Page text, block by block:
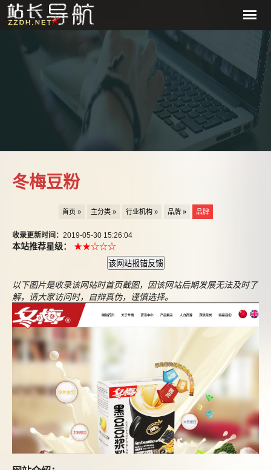
冬梅豆粉
首页 » 主分类 » 行业机构 » 品牌 » 品牌
收录更新时间： 2019-05-30 15:26:04
本站推荐星级： ★★☆☆☆
以下图片是收录该网站时首页截图，因该网站后期发展无法及时了
解，请大家访问时，自辩真伪，谨慎选择。